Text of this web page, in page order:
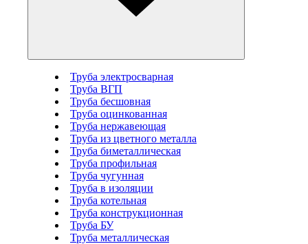
Труба электросварная
Труба ВГП
Труба бесшовная
Труба оцинкованная
Труба нержавеющая
Труба из цветного металла
Труба биметаллическая
Труба профильная
Труба чугунная
Труба в изоляции
Труба котельная
Труба конструкционная
Труба БУ
Труба металлическая